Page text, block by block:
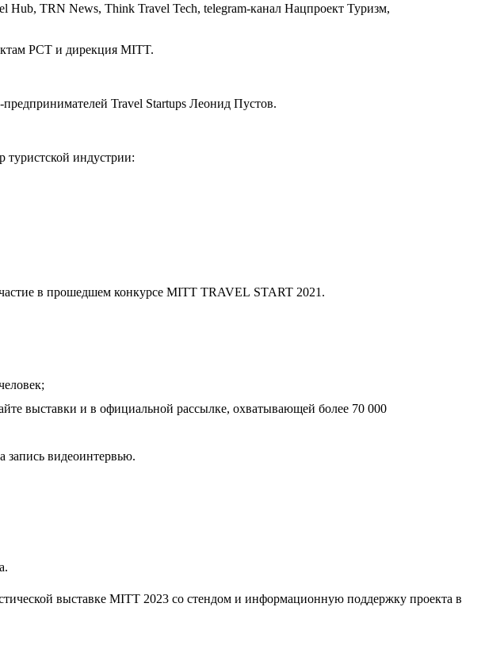
TRN News, Think Travel Tech, telegram-канал Нацпроект Туризм,
РСТ и дирекция MITT.
Travel Startups Леонид Пустов.
индустрии:
в прошедшем конкурсе MITT TRAVEL START 2021.
выставки и в официальной рассылке, охватывающей более 70 000
запись видеоинтервью.
выставке MITT 2023 со стендом и информационную поддержку проекта в